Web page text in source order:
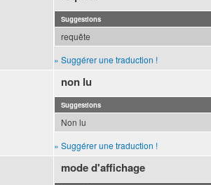
Suggestions
requête
» Suggérer une traduction !
non lu
Suggestions
Non lu
» Suggérer une traduction !
mode d'affichage